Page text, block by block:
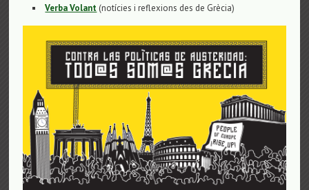
Verba Volant (notícies i reflexions des de Grècia)